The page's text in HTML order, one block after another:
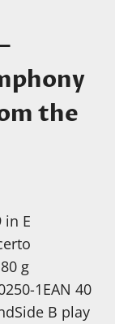
the
in E
g
1EAN 40
B play